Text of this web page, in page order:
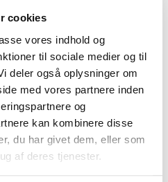
cookies
vores indhold og
til sociale medier og til
deler også oplysninger om
med vores partnere inden
og
kan kombinere disse
du har givet dem, eller som
af deres tjenester.